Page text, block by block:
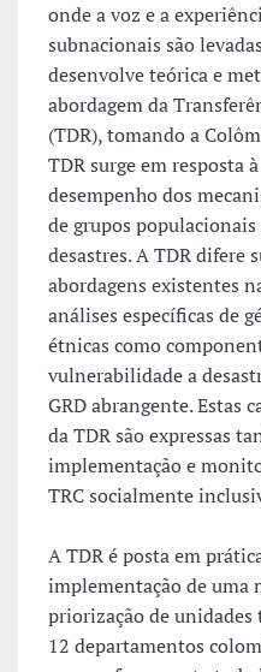
onde a voz e a
subnacionais são
desenvolve teórica e
abordagem da
(TDR), tomando a
TDR surge em resposta
desempenho dos
de grupos
desastres. A TDR difere
abordagens existentes
análises específicas de
étnicas como
vulnerabilidade a
GRD abrangente. Estas
da TDR são expressas
implementação e
TRC socialmente
A TDR é posta em
implementação de uma
priorização de
12 departamentos